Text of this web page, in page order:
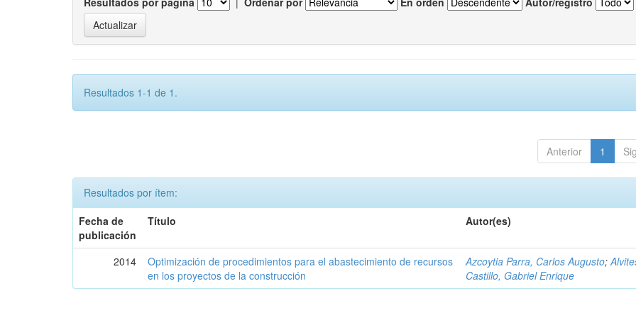
Resultados 1-1 de 1.
Anterior 1
Resultados por ítem:
Fecha de
publicación
Título Autor(es)
2014
Optimización de procedimientos para el abastecimiento de recursos
en los proyectos de la construcción
Azcoytia Parra, Carlos Augusto;
Castillo, Gabriel Enrique